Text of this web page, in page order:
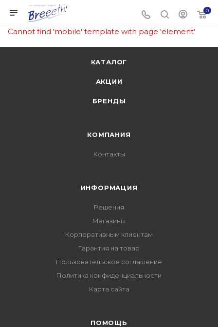
0
Cannot find 'mobile' template with page 'element'
КАТАЛОГ
АКЦИИ
БРЕНДЫ
КОМПАНИЯ
Контакты
ИНФОРМАЦИЯ
Решения
Магазины
Корпоративным клиентам
Гарантия на товар
Пользовательское соглашение
Политика конфиденциальности
Карта сайта
ПОМОЩЬ